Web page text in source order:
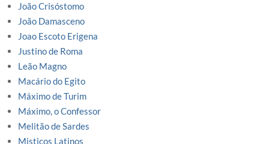
João Crisóstomo
João Damasceno
Joao Escoto Erigena
Justino de Roma
Leão Magno
Macário do Egito
Máximo de Turim
Máximo, o Confessor
Melitão de Sardes
Misticos Latinos